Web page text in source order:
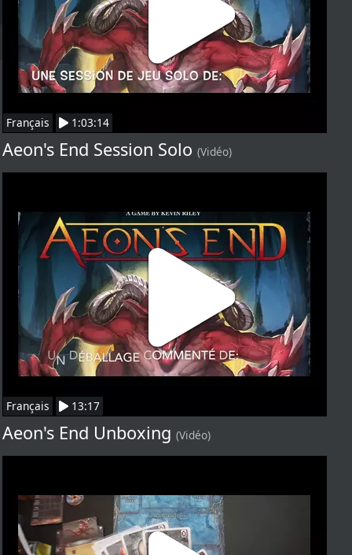
Français 1:03:14
Aeon's End Session Solo (Vidéo)
Français 13:17
Aeon's End Unboxing (Vidéo)